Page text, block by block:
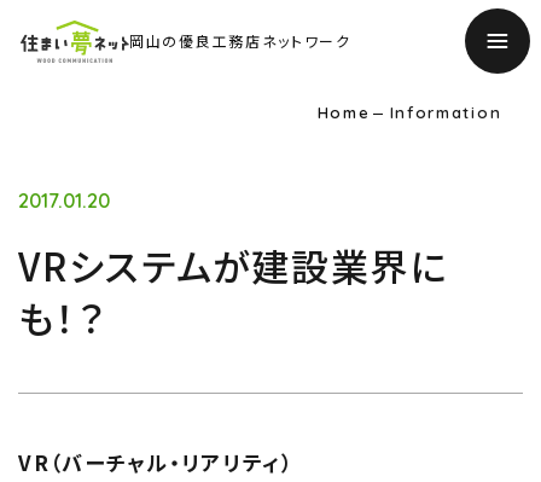
岡山の優良工務店ネットワーク
TOP
Home Information
2017.01.20
VRシステムが建設業界に
も！？
VR（バーチャル・リアリティ）